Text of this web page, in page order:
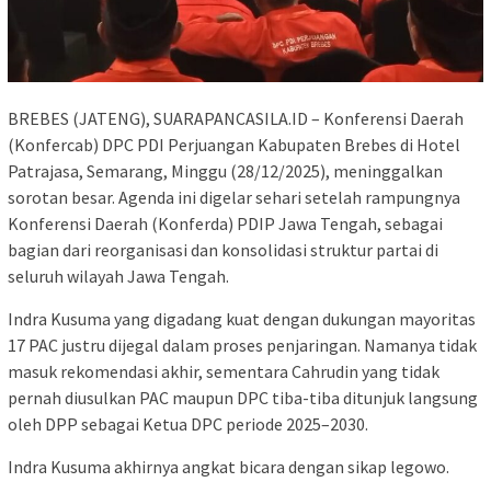
BREBES (JATENG), SUARAPANCASILA.ID – Konferensi Daerah
(Konfercab) DPC PDI Perjuangan Kabupaten Brebes di Hotel
Patrajasa, Semarang, Minggu (28/12/2025), meninggalkan
sorotan besar. Agenda ini digelar sehari setelah rampungnya
Konferensi Daerah (Konferda) PDIP Jawa Tengah, sebagai
bagian dari reorganisasi dan konsolidasi struktur partai di
seluruh wilayah Jawa Tengah.
Indra Kusuma yang digadang kuat dengan dukungan mayoritas
17 PAC justru dijegal dalam proses penjaringan. Namanya tidak
masuk rekomendasi akhir, sementara Cahrudin yang tidak
pernah diusulkan PAC maupun DPC tiba-tiba ditunjuk langsung
oleh DPP sebagai Ketua DPC periode 2025–2030.
Indra Kusuma akhirnya angkat bicara dengan sikap legowo.